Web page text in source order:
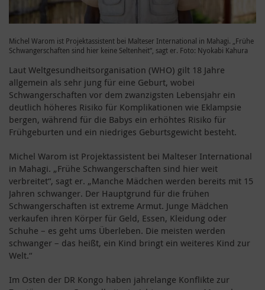
Michel Warom ist Projektassistent bei Malteser International in Mahagi. „Frühe
Schwangerschaften sind hier keine Seltenheit“, sagt er. Foto: Nyokabi Kahura
Laut Weltgesundheitsorganisation (WHO) gilt 18 Jahre
allgemein als sehr jung für eine Geburt, wobei
Schwangerschaften vor dem zwanzigsten Lebensjahr ein
deutlich höheres Risiko für Komplikationen wie Eklampsie
bergen, während für die Babys ein erhöhtes Risiko für
Frühgeburten und ein niedriges Geburtsgewicht besteht.
Michel Warom ist Projektassistent bei Malteser International
in Mahagi. „Frühe Schwangerschaften sind hier weit
verbreitet“, sagt er. „Manche Mädchen werden bereits mit 15
Jahren schwanger. Der Hauptgrund für die frühen
Schwangerschaften ist extreme Armut. Junge Mädchen
verkaufen ihren Körper für Geld, Essen, Kleidung oder
Schuhe – es geht ums Überleben. Die meisten werden
schwanger – das heißt, ein Kind bringt ein weiteres Kind zur
Welt.“
Im Osten der DR Kongo haben jahrelange Konflikte zur